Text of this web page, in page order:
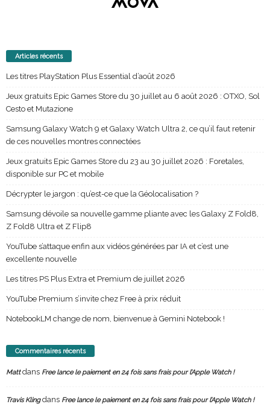
Articles récents
Les titres PlayStation Plus Essential d’août 2026
Jeux gratuits Epic Games Store du 30 juillet au 6 août 2026 : OTXO, Sol
Cesto et Mutazione
Samsung Galaxy Watch 9 et Galaxy Watch Ultra 2, ce qu’il faut retenir
de ces nouvelles montres connectées
Jeux gratuits Epic Games Store du 23 au 30 juillet 2026 : Foretales,
disponible sur PC et mobile
Décrypter le jargon : qu’est-ce que la Géolocalisation ?
Samsung dévoile sa nouvelle gamme pliante avec les Galaxy Z Fold8,
Z Fold8 Ultra et Z Flip8
YouTube s’attaque enfin aux vidéos générées par IA et c’est une
excellente nouvelle
Les titres PS Plus Extra et Premium de juillet 2026
YouTube Premium s’invite chez Free à prix réduit
NotebookLM change de nom, bienvenue à Gemini Notebook !
Commentaires récents
Mattdans Free lance le paiement en 24 fois sans frais pour l’Apple Watch !
Travis Klingdans Free lance le paiement en 24 fois sans frais pour l’Apple Watch !